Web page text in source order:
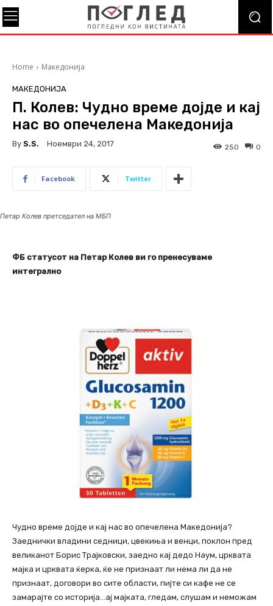
Home Македонија
МАКЕДОНИЈА
П. Колев: Чудно време дојде и кај
нас во опечелена Македонија
By S.s. Ноември 24, 2017 0
250
Facebook Twitter
Петар Колев претседател на МБП
ФБ статусот на Петар Колев ви го пренесуваме
интегрално
Чудно време дојде и кај нас во опечелена Македонија?
Заеднички владини седници, цвекиња и венци, поклон пред
великанот Борис Трајковски, заедно кај дедо Наум, црквата
мајка и црквата ќерка, ќе не признаат ли нема ли да не
признаат, договори во сите области, пијте си кафе не се
замарајте со историја…ај мајката, гледам, слушам и неможам